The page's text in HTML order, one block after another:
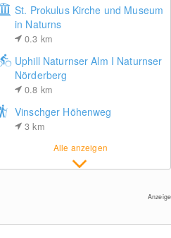
Bergstation Falzleben, Meran
Kesselberghütte, Meran
St. Prokulus Kirche und Museum
in Naturns
0.3 km
Uphill Naturnser Alm I Naturnser
Nörderberg
0.8 km
Vinschger Höhenweg
3km
Alle anzeigen
Anzeige